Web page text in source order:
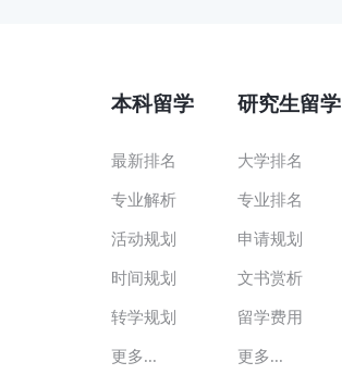
本科留学
最新排名
专业解析
活动规划
时间规划
转学规划
更多...
研究生留学
大学排名
专业排名
申请规划
文书赏析
留学费用
更多...